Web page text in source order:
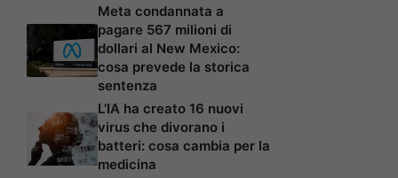
Meta condannata a
pagare 567 milioni di
dollari al New Mexico:
cosa prevede la storica
sentenza
L’IA ha creato 16 nuovi
virus che divorano i
batteri: cosa cambia per la
medicina